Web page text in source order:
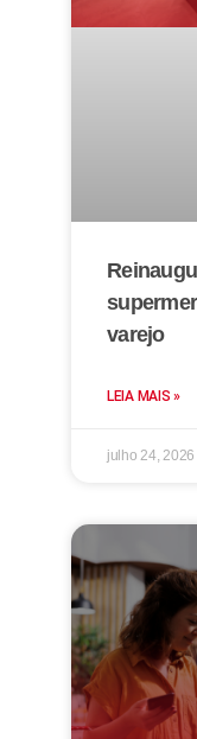
varejo
LEIA MAIS »
julho 24, 2026